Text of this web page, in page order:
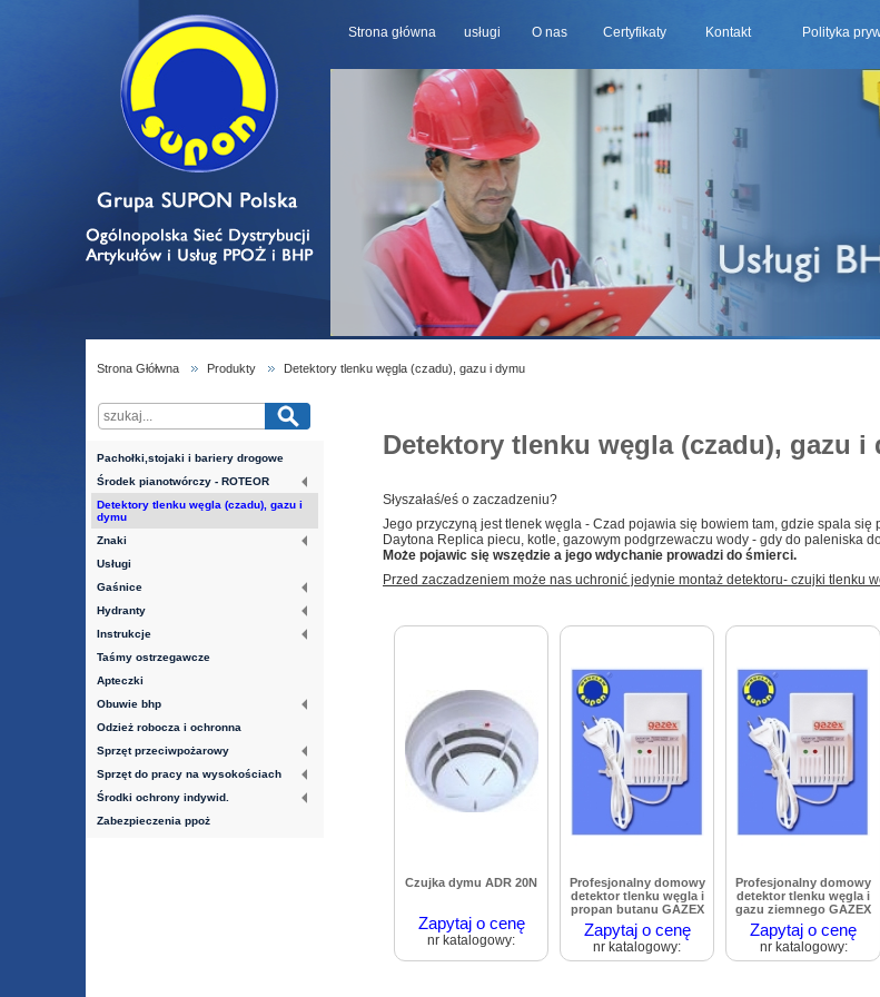
Strona główna usługi O nas Certyfikaty Kontakt Polityka
Strona Głółwna Produkty Detektory tlenku węgla (czadu), gazu i dymu
Pachołki,stojaki i bariery drogowe
Środek pianotwórczy - ROTEOR
Detektory tlenku węgla (czadu), gazu i
dymu
Znaki
Usługi
Gaśnice
Hydranty
Instrukcje
Taśmy ostrzegawcze
Apteczki
Obuwie bhp
Odzież robocza i ochronna
Sprzęt przeciwpożarowy
Sprzęt do pracy na wysokościach
Środki ochrony indywid.
Zabezpieczenia ppoż
Detektory tlenku węgla (czadu), gazu i
Słyszałaś/eś o zaczadzeniu?
Jego przyczyną jest tlenek węgla - Czad pojawia się bowiem tam, gdzie spala się
Daytona Replica piecu, kotle, gazowym podgrzewaczu wody - gdy do paleniska
Może pojawic się wszędzie a jego wdychanie prowadzi do śmierci.
Przed zaczadzeniem może nas uchronić jedynie montaż detektoru- czujki tlenku
Czujka dymu ADR 20N
Zapytaj o cenę
nr katalogowy:
Profesjonalny domowy
detektor tlenku węgla i
propan butanu GAZEX
Zapytaj o cenę
nr katalogowy:
Profesjonalny domowy
detektor tlenku węgla i
gazu ziemnego GAZEX
Zapytaj o cenę
nr katalogowy: